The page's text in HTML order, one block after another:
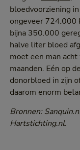
bloedvoorziening
ongeveer 724.000
bijna 350.000
halve liter bloed
moet een man
maanden. Eén op
donorbloed in zijn
daarom enorm
Bronnen:
Hartstichting.nl.